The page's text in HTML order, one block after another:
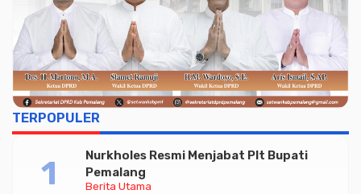
TERPOPULER
Berita Utama
Nurkholes Resmi Menjabat Plt Bupati
Pemalang